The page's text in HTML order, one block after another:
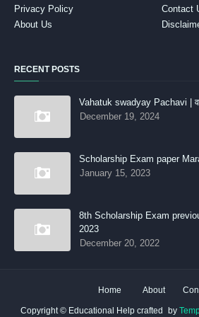
Privacy Policy
Contact
About Us
RECENT POSTS
Vahatuk swadyay Pachavi |
December 19, 2024
Scholarship Exam paper
January 15, 2023
8th Scholarship Exam
2023
December 20, 2022
Home About
Copyright © Educational Help crafted by